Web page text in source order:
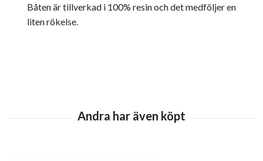
Båten är tillverkad i 100% resin och det medföljer en
liten rökelse.